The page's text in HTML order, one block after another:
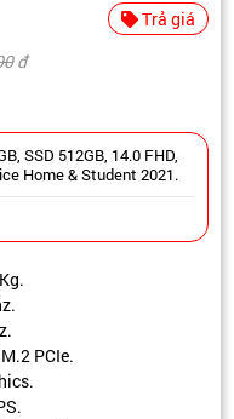
Trả giá
đ
SSD 512GB, 14.0 FHD,
Win11 Bản Quyền , Office Home & Student 2021.
PCIe.